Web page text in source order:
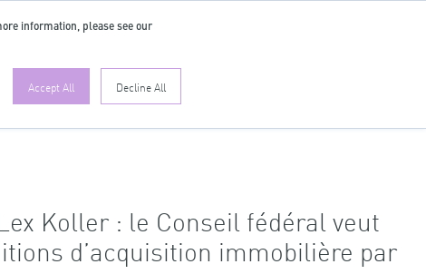
information, please see our
Accept All Decline All
Koller : le Conseil fédéral veut
d’acquisition immobilière par